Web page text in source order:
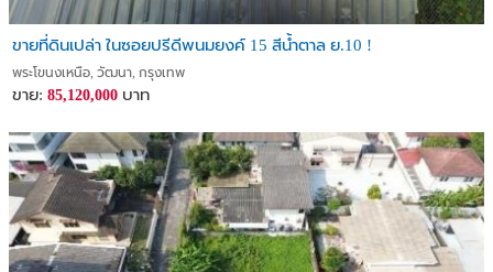
ขายที่ดินเปล่า ในซอยปรีดีพนมยงค์ 15 สีน้ำตาล ย.10 !
พระโขนงเหนือ, วัฒนา, กรุงเทพ
ขาย: 85,120,000 บาท